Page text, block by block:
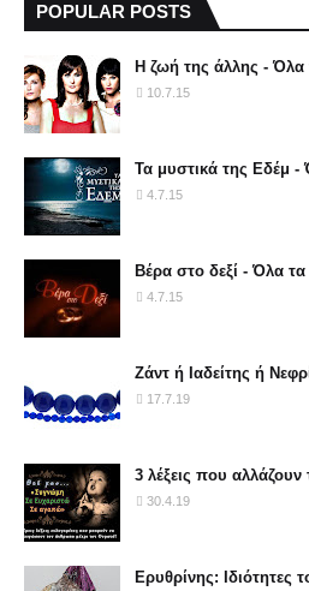
POPULAR POSTS
Η ζωή της άλλης - Όλα
10.7.15
Τα μυστικά της Εδέμ -
4.7.15
Βέρα στο δεξί - Όλα τα
4.7.15
Ζάντ ή Ιαδείτης ή
17.7.19
3 λέξεις που
30.4.19
Ερυθρίνης: Ιδιότητες